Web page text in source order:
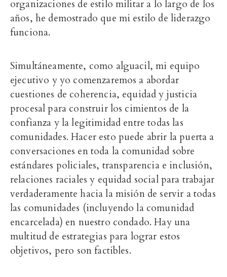
organizaciones de estilo militar a lo largo de los
años, he demostrado que mi estilo de liderazgo
funciona.
Simultáneamente, como alguacil, mi equipo
ejecutivo y yo comenzaremos a abordar
cuestiones de coherencia, equidad y justicia
procesal para construir los cimientos de la
confianza y la legitimidad entre todas las
comunidades. Hacer esto puede abrir la puerta a
conversaciones en toda la comunidad sobre
estándares policiales, transparencia e inclusión,
relaciones raciales y equidad social para trabajar
verdaderamente hacia la misión de servir a todas
las comunidades (incluyendo la comunidad
encarcelada) en nuestro condado. Hay una
multitud de estrategias para lograr estos
objetivos, pero son factibles.